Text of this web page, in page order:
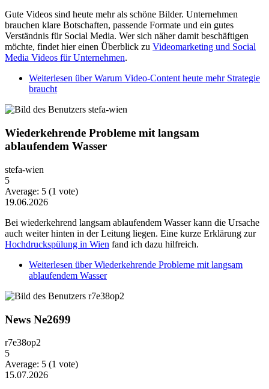
Gute Videos sind heute mehr als schöne Bilder. Unternehmen
brauchen klare Botschaften, passende Formate und ein gutes
Verständnis für Social Media. Wer sich näher damit beschäftigen
möchte, findet hier einen Überblick zu Videomarketing und Social
Media Videos für Unternehmen.
Weiterlesen über Warum Video-Content heute mehr Strategie
braucht
Wiederkehrende Probleme mit langsam
ablaufendem Wasser
stefa-wien
5
Average: 5 (1 vote)
19.06.2026
Bei wiederkehrend langsam ablaufendem Wasser kann die Ursache
auch weiter hinten in der Leitung liegen. Eine kurze Erklärung zur
Hochdruckspülung in Wien fand ich dazu hilfreich.
Weiterlesen über Wiederkehrende Probleme mit langsam
ablaufendem Wasser
News Ne2699
r7e38op2
5
Average: 5 (1 vote)
15.07.2026